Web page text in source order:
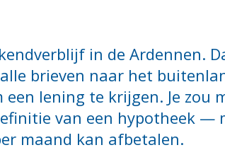
in de Ardennen.
brieven naar het
lening te krijgen. Je zou
van een hypotheek —
maand kan afbetalen.